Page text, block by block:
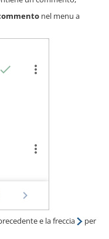
nel menu a
e la freccia
per